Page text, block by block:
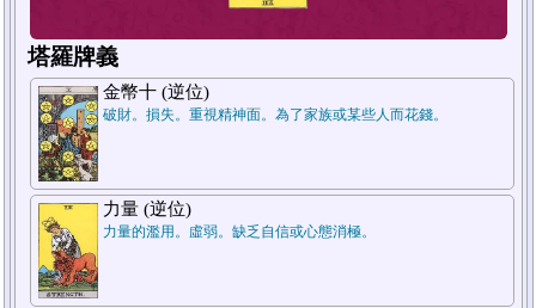
2.現在
塔羅牌義
金幣十 (逆位)
破財。損失。重視精神面。為了家族或某些人而花錢。
力量 (逆位)
力量的濫用。虛弱。缺乏自信或心態消極。